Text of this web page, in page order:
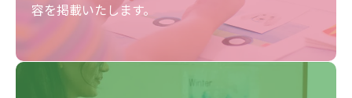
容を掲載いたします。